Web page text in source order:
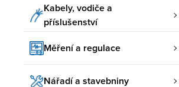
Kabely, vodiče a
příslušenství
Měření a regulace
Nářadí a stavebniny